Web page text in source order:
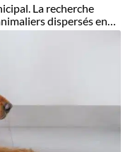
La recherche
dispersés en